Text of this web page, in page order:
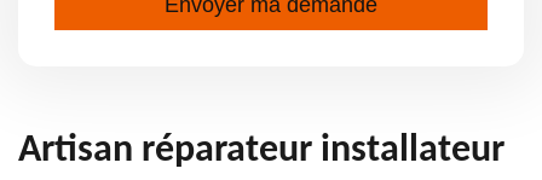
Artisan réparateur installateur